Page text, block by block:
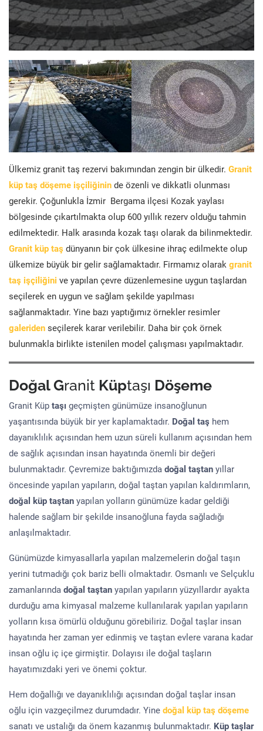
Ülkemiz granit taş rezervi bakımından zengin bir ülkedir. Granit
küp taş döşeme işçiliğinin de özenli ve dikkatli olunması
gerekir. Çoğunlukla İzmir Bergama ilçesi Kozak yaylası
bölgesinde çıkartılmakta olup 600 yıllık rezerv olduğu tahmin
edilmektedir. Halk arasında kozak taşı olarak da bilinmektedir.
Granit küp taş dünyanın bir çok ülkesine ihraç edilmekte olup
ülkemize büyük bir gelir sağlamaktadır. Firmamız olarak granit
taş işçiliğini ve yapılan çevre düzenlemesine uygun taşlardan
seçilerek en uygun ve sağlam şekilde yapılması
sağlanmaktadır. Yine bazı yaptığımız örnekler resimler
galeriden seçilerek karar verilebilir. Daha bir çok örnek
bulunmakla birlikte istenilen model çalışması yapılmaktadır.
Doğal Granit Küptaşı Döşeme
Granit Küp taşı geçmişten günümüze insanoğlunun
yaşantısında büyük bir yer kaplamaktadır. Doğal taş hem
dayanıklılık açısından hem uzun süreli kullanım açısından hem
de sağlık açısından insan hayatında önemli bir değeri
bulunmaktadır. Çevremize baktığımızda doğal taştan yıllar
öncesinde yapılan yapıların, doğal taştan yapılan kaldırımların,
doğal küp taştan yapılan yolların günümüze kadar geldiği
halende sağlam bir şekilde insanoğluna fayda sağladığı
anlaşılmaktadır.
Günümüzde kimyasallarla yapılan malzemelerin doğal taşın
yerini tutmadığı çok bariz belli olmaktadır. Osmanlı ve Selçuklu
zamanlarında doğal taştan yapılan yapıların yüzyıllardır ayakta
durduğu ama kimyasal malzeme kullanılarak yapılan yapıların
yolların kısa ömürlü olduğunu görebiliriz. Doğal taşlar insan
hayatında her zaman yer edinmiş ve taştan evlere varana kadar
insan oğlu iç içe girmiştir. Dolayısı ile doğal taşların
hayatımızdaki yeri ve önemi çoktur.
Hem doğallığı ve dayanıklılığı açısından doğal taşlar insan
oğlu için vazgeçilmez durumdadır. Yine doğal küp taş döşeme
sanatı ve ustalığı da önem kazanmış bulunmaktadır. Küp taşlar